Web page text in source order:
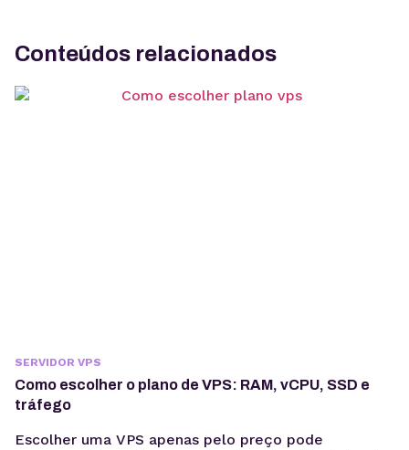
Conteúdos relacionados
SERVIDOR VPS
Como escolher o plano de VPS: RAM, vCPU, SSD e
tráfego
Escolher uma VPS apenas pelo preço pode